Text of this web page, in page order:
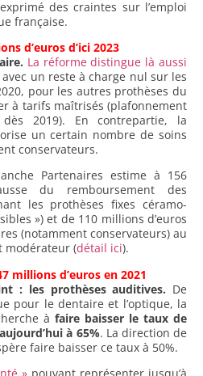
des craintes sur l’emploi
française.
d’euros d’ici 2023
La réforme distingue là aussi
avec un reste à charge nul sur les
pour les autres prothèses du
à tarifs maîtrisés (plafonnement
2019). En contrepartie, la
un certain nombre de soins
conservateurs.
Partenaires estime à 156
du remboursement des
les prothèses fixes céramo-
») et de 110 millions d’euros
(notamment conservateurs) au
modérateur (détail ici).
millions d’euros en 2021
: les prothèses auditives. De
pour le dentaire et l’optique, la
à faire baisser le taux de
à 65%. La direction de
faire baisser ce taux à 50%.